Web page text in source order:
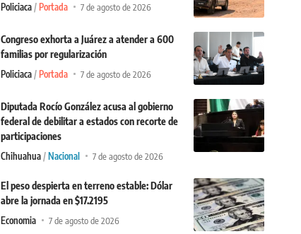
Policiaca Portada 7 de agosto de 2026
Congreso exhorta a Juárez a atender a 600
familias por regularización
Policiaca Portada 7 de agosto de 2026
Diputada Rocío González acusa al gobierno
federal de debilitar a estados con recorte de
participaciones
Chihuahua Nacional 7 de agosto de 2026
El peso despierta en terreno estable: Dólar
abre la jornada en $17.2195
Economia 7 de agosto de 2026